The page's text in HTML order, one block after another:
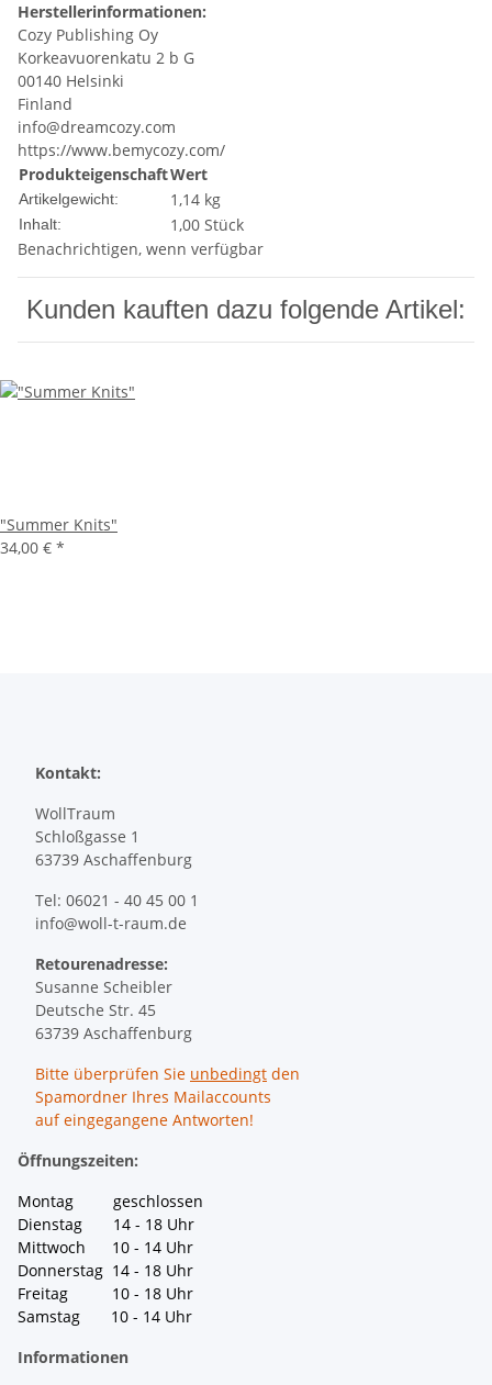
Herstellerinformationen:
Cozy Publishing Oy
Korkeavuorenkatu 2 b G
00140 Helsinki
Finland
info@dreamcozy.com
https://www.bemycozy.com/
ProdukteigenschaftWert
Artikelgewicht: 1,14 kg
Inhalt:
1,00 Stück
Benachrichtigen, wenn verfügbar
Kunden kauften dazu folgende Artikel:
"Summer Knits"
34,00 € *
Kontakt:
WollTraum
Schloßgasse 1
63739 Aschaffenburg
Tel: 06021 - 40 45 00 1
info@woll-t-raum.de
Retourenadresse:
Susanne Scheibler
Deutsche Str. 45
63739 Aschaffenburg
Bitte überprüfen Sie unbedingt den
Spamordner Ihres Mailaccounts
auf eingegangene Antworten!
Öffnungszeiten:
Montag geschlossen
Dienstag 14 - 18 Uhr
Mittwoch 10 - 14 Uhr
Donnerstag 14 - 18 Uhr
Freitag 10 - 18 Uhr
Samstag 10 - 14 Uhr
Informationen